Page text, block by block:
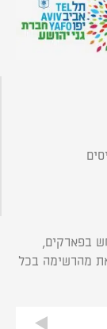
בפארקים,
מהרשימה בכל